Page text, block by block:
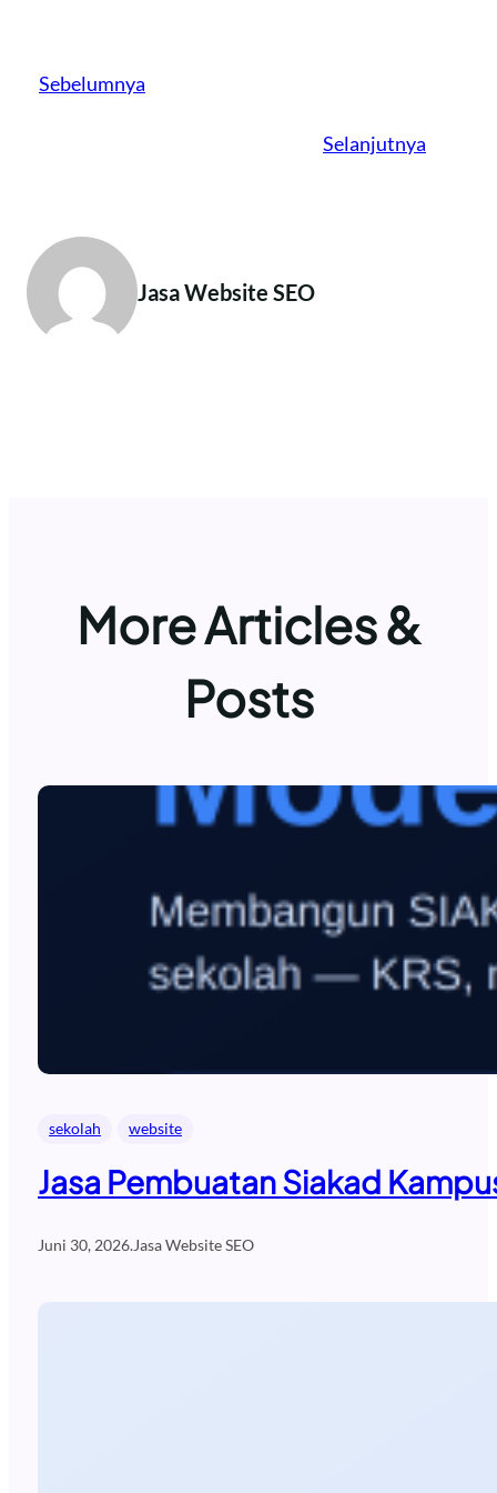
Sebelumnya
Selanjutnya
Jasa Website SEO
More Articles &
Posts
sekolah website
Jasa Pembuatan Siakad
Juni 30, 2026.Jasa Website SEO